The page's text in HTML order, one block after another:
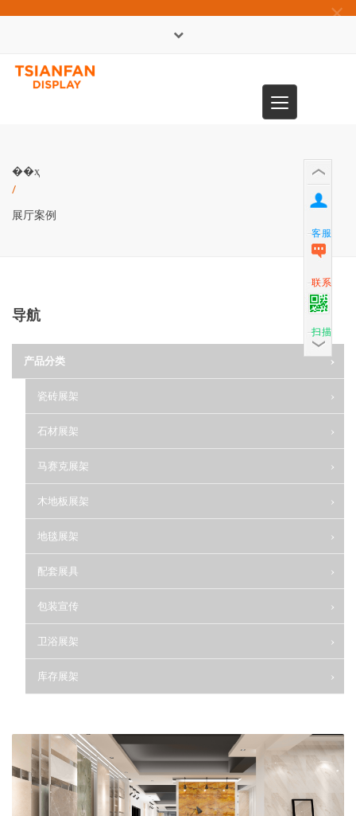
×
Toggle
navigation
��ҳ
/
展厅案例
导航
产品分类
瓷砖展架
石材展架
马赛克展架
木地板展架
地毯展架
配套展具
包装宣传
卫浴展架
库存展架
客服
联系
扫描